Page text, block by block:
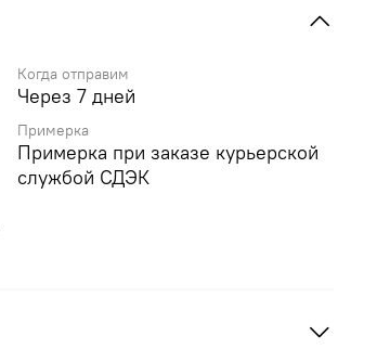
Когда отправим
Через 7 дней
Примерка
Примерка при заказе курьерской
службой СДЭК